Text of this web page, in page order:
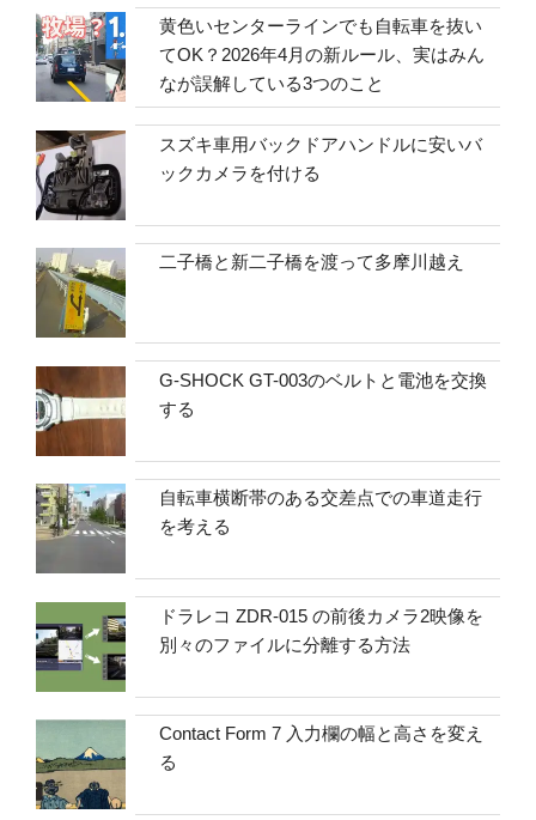
黄色いセンターラインでも自転車を抜い
てOK？2026年4月の新ルール、実はみん
なが誤解している3つのこと
スズキ車用バックドアハンドルに安いバ
ックカメラを付ける
二子橋と新二子橋を渡って多摩川越え
G-SHOCK GT-003のベルトと電池を交換
する
自転車横断帯のある交差点での車道走行
を考える
ドラレコ ZDR-015 の前後カメラ2映像を
別々のファイルに分離する方法
Contact Form 7 入力欄の幅と高さを変え
る